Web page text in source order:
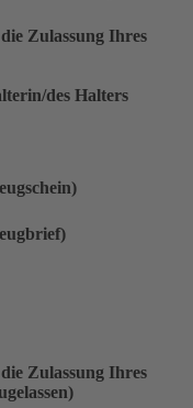
Zulassung Ihres
des Halters
Zulassung Ihres